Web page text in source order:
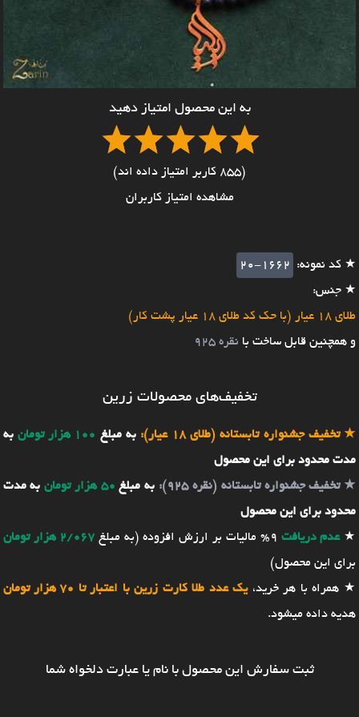
به این محصول امتیاز دهید
(855 کاربر امتیاز داده اند)
مشاهده امتیاز کاربران
★ کد نمونه:
20-1662
★ جنس:
طلای 18 عیار (با حک کد طلای 18 عیار پشت کار)
و همچنین قابل ساخت با نقره 925
تخفیف‌های محصولات زرین
★تخفیف جشنواره تابستانه (طلای 18 عیار): به مبلغ 100 هزار تومان
به
مدت محدود برای این محصول
★تخفیف جشنواره تابستانه (نقره 925): به مبلغ 50 هزار تومان
به مدت
محدود برای این محصول
★عدم دریافت 9% مالیات بر ارزش افزوده (به مبلغ
2/067 هزار تومان
برای این محصول)
★ همراه با هر خرید،یک عدد طلا کارت زرین با اعتبار تا 70 هزار تومان
هدیه داده میشود.
ثبت سفارش این محصول با نام یا عبارت دلخواه شما